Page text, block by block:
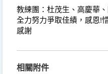
教練團：杜茂生、高慶華
全力努力爭取佳績，感恩!
感謝
相關附件